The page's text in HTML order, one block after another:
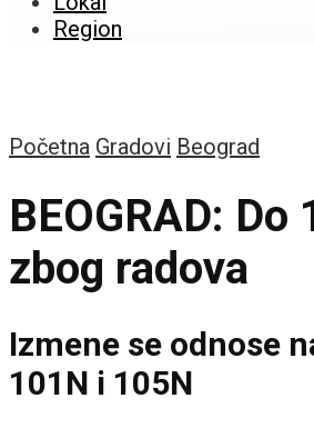
Region
Početna Gradovi Beograd
BEOGRAD:
zbog radova
Izmene se odnose
101N i 105N